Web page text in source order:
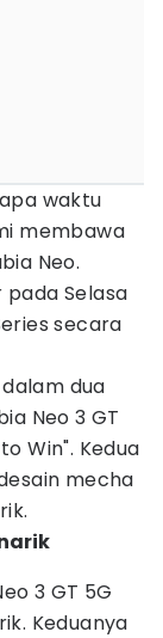
waktu
membawa
Neo.
Selasa
secara
dua
Neo 3 GT
Win". Kedua
mecha
3 GT 5G
Keduanya